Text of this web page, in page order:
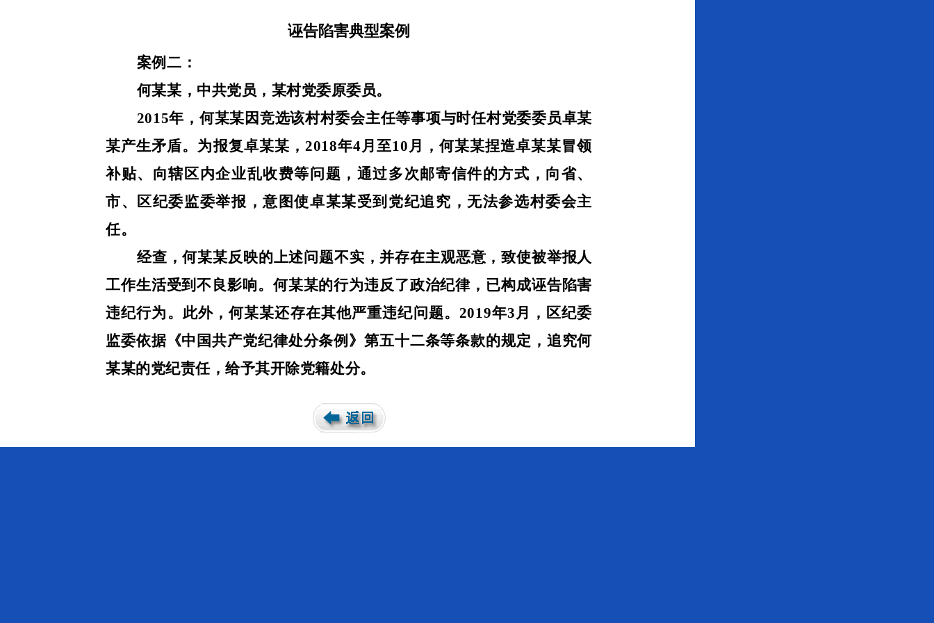
诬告陷害典型案例
案例二：
何某某，中共党员，某村党委原委员。
2015年，何某某因竞选该村村委会主任等事项与时任村党委委员卓某
某产生矛盾。为报复卓某某，2018年4月至10月，何某某捏造卓某某冒领
补贴、向辖区内企业乱收费等问题，通过多次邮寄信件的方式，向省、
市、区纪委监委举报，意图使卓某某受到党纪追究，无法参选村委会主
任。
经查，何某某反映的上述问题不实，并存在主观恶意，致使被举报人
工作生活受到不良影响。何某某的行为违反了政治纪律，已构成诬告陷害
违纪行为。此外，何某某还存在其他严重违纪问题。2019年3月，区纪委
监委依据《中国共产党纪律处分条例》第五十二条等条款的规定，追究何
某某的党纪责任，给予其开除党籍处分。